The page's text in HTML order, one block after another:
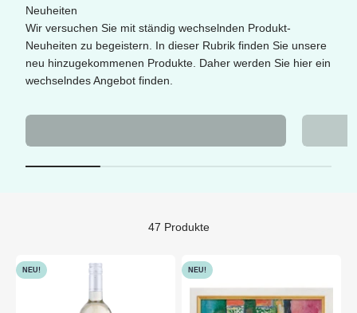
Neuheiten
Wir versuchen Sie mit ständig wechselnden Produkt-
Neuheiten zu begeistern. In dieser Rubrik finden Sie unsere
neu hinzugekommenen Produkte. Daher werden Sie hier ein
wechselndes Angebot finden.
47 Produkte
NEU! NEU!